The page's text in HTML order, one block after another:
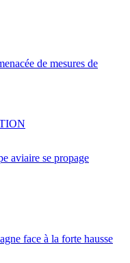
de mesures de
aviaire se propage
face à la forte hausse